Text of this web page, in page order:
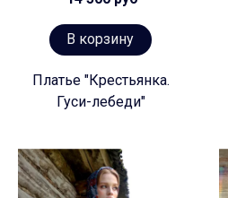
В корзину
Платье "Крестьянка.
Гуси-лебеди"